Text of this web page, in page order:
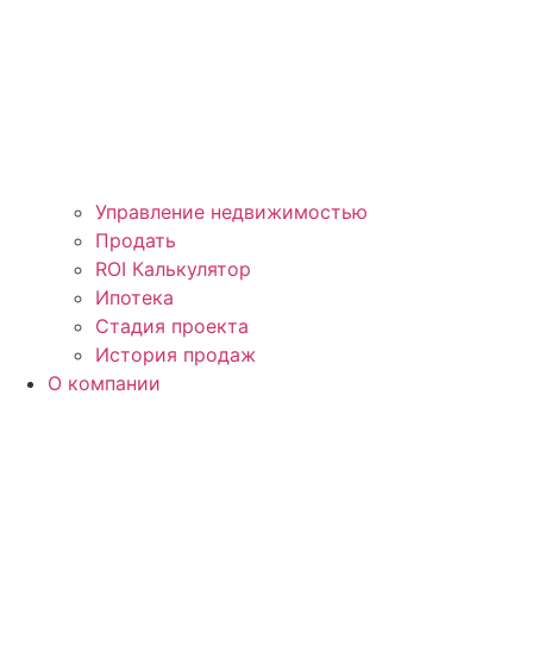
Управление недвижимостью
Продать
ROI Калькулятор
Ипотека
Стадия проекта
История продаж
О компании